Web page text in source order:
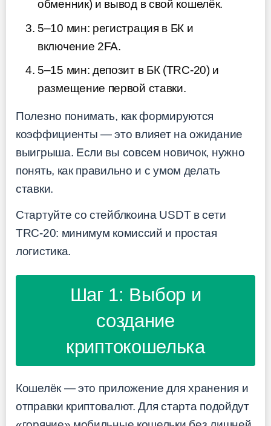
обменник) и вывод в свой кошелёк.
5–10 мин: регистрация в БК и
включение 2FA.
5–15 мин: депозит в БК (TRC-20) и
размещение первой ставки.
Полезно понимать, как формируются
коэффициенты — это влияет на ожидание
выигрыша. Если вы совсем новичок, нужно
понять, как правильно и с умом делать
ставки.
Стартуйте со стейблкоина USDT в сети
TRC-20: минимум комиссий и простая
логистика.
Шаг 1: Выбор и
создание
криптокошелька
Кошелёк — это приложение для хранения и
отправки криптовалют. Для старта подойдут